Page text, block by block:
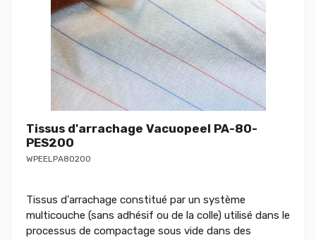
Tissus d'arrachage Vacuopeel PA-80-
PES200
WPEELPA80200
Tissus d'arrachage constitué par un système
multicouche (sans adhésif ou de la colle) utilisé dans le
processus de compactage sous vide dans des